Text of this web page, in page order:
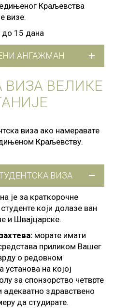
Краљевства
визе.
до 15 дана
АНГАЖМАН
ВИЗА ВЕЛИКЕ
виза ако намеравате
Краљевству.
ВИЗА
је за краткорочне
који долазе ван
и Швајцарске.
морате имати
приликом Вашег
о редовном
на којој
за спонзорство четврте
адекватно здравствено
да студирате.